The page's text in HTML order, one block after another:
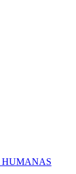
HUMANAS